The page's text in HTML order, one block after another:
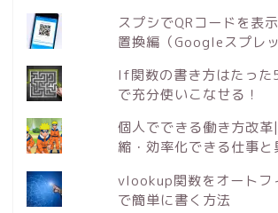
スプシでQRコードを表
置換編（Googleスプレ
If関数の書き方はたった
で充分使いこなせる！
個人でできる働き方改
縮・効率化できる仕事と
vlookup関数をオートフ
で簡単に書く方法